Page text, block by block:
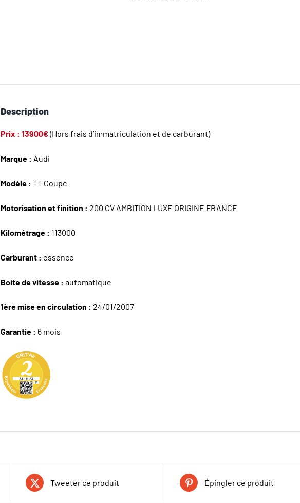
Description
Prix : 13900€(Hors frais d’immatriculation et de carburant)
Marque : Audi
Modèle : TT Coupé
Motorisation et finition : 200 CV AMBITION LUXE ORIGINE FRANCE
Kilométrage : 113000
Carburant : essence
Boite de vitesse : automatique
1ère mise en circulation : 24/01/2007
Garantie : 6 mois
Tweeter ce produit Épingler ce produit